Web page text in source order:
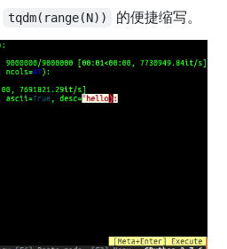
tqdm(range(N)) 的便捷缩写。